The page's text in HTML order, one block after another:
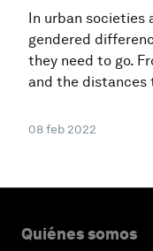
In urban
gendered
they need to go.
and the distances
08 feb 2022
Quiénes somos